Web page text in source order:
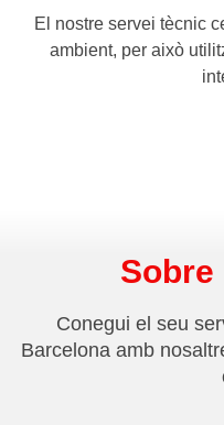
El nostre servei tècnic
ambient, per això
Sobre
Conegui el seu
Barcelona amb